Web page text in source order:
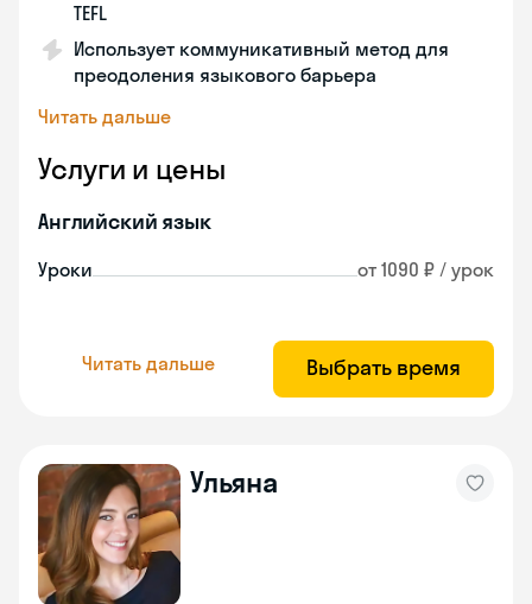
TEFL
Использует коммуникативный метод для
преодоления языкового барьера
Читать дальше
Услуги и цены
Английский язык
Уроки от 1090 ₽ / урок
Читать дальше Выбрать время
Ульяна